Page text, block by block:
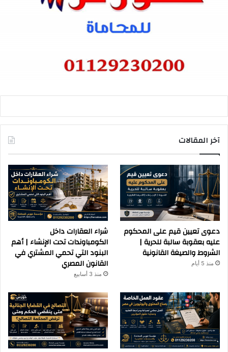
آخر المقالات
دعوى تعيين قيم على المحكوم
عليه بعقوبة سالبة للحرية |
الشروط والصيغة القانونية
منذ 5 أيام
شراء العقارات داخل
الكومباوندات تحت الإنشاء | أهم
البنود التي تحمي المشتري في
القانون المصري
منذ 3 أسابيع